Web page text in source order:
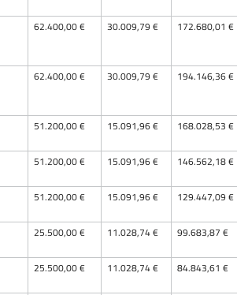
62.400,00 € 30.009,79 € 172.680,01 €
62.400,00 € 30.009,79 € 194.146,36 €
51.200,00 € 15.091,96 € 168.028,53 €
51.200,00 € 15.091,96 € 146.562,18 €
51.200,00 € 15.091,96 € 129.447,09 €
25.500,00 € 11.028,74 € 99.683,87 €
25.500,00 € 11.028,74 € 84.843,61 €